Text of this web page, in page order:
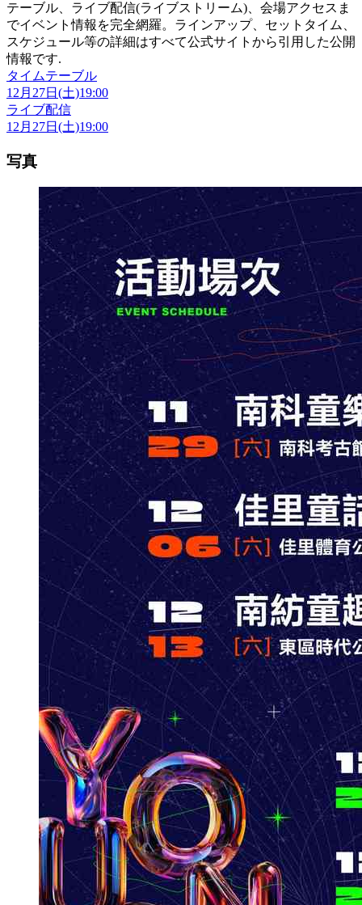
テーブル、ライブ配信(ライブストリーム)、会場アクセスま
でイベント情報を完全網羅。ラインアップ、セットタイム、
スケジュール等の詳細はすべて公式サイトから引用した公開
情報です.
タイムテーブル
12月27日(土)19:00
ライブ配信
12月27日(土)19:00
写真